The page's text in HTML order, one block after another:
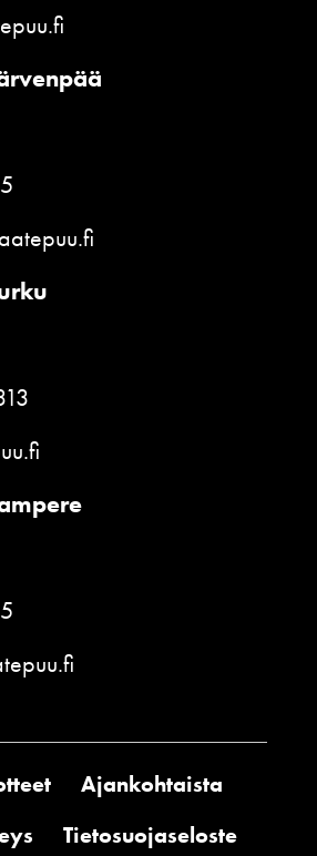
Ajankohtaista
Tietosuojaseloste